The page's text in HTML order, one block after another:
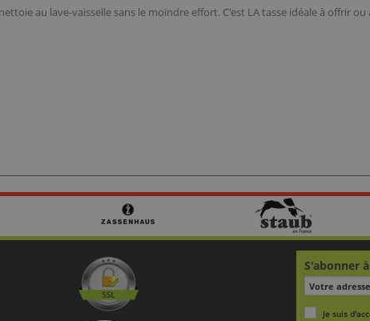
au lave-vaisselle sans le moindre effort. C'est LA tasse idéale à offrir
S'abonner
Je suis